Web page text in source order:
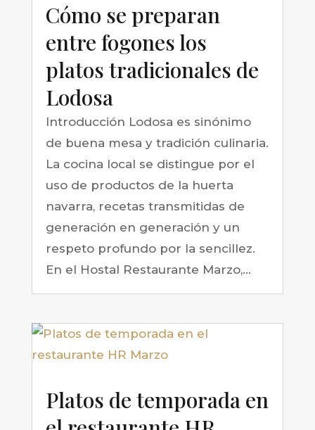
Cómo se preparan
entre fogones los
platos tradicionales de
Lodosa
Introducción Lodosa es sinónimo
de buena mesa y tradición culinaria.
La cocina local se distingue por el
uso de productos de la huerta
navarra, recetas transmitidas de
generación en generación y un
respeto profundo por la sencillez.
En el Hostal Restaurante Marzo,...
Platos de temporada en